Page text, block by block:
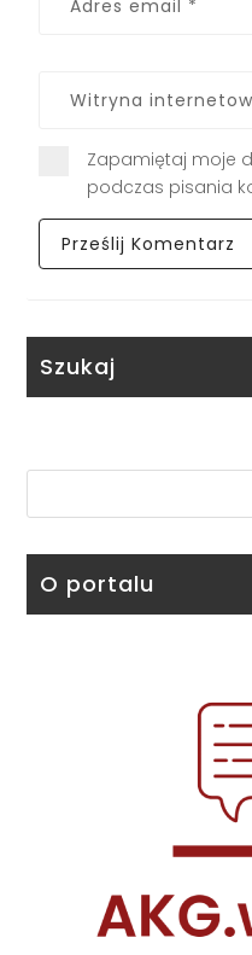
Zapamiętaj moje
podczas pisania
Szukaj
O portalu